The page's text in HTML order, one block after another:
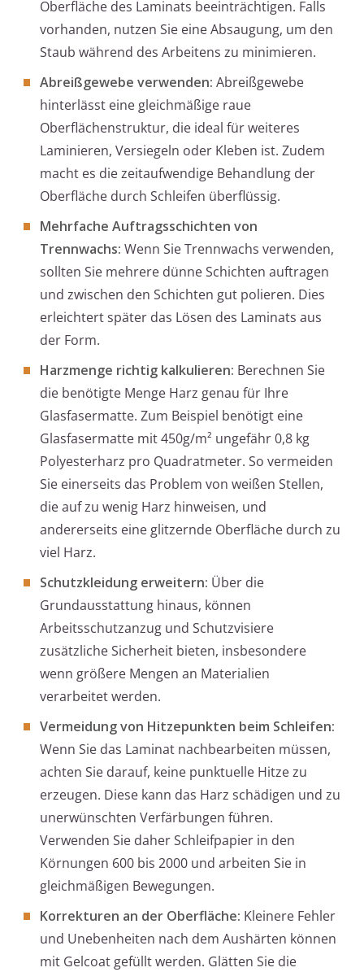
Oberfläche des Laminats beeinträchtigen. Falls
vorhanden, nutzen Sie eine Absaugung, um den
Staub während des Arbeitens zu minimieren.
Abreißgewebe verwenden: Abreißgewebe
hinterlässt eine gleichmäßige raue
Oberflächenstruktur, die ideal für weiteres
Laminieren, Versiegeln oder Kleben ist. Zudem
macht es die zeitaufwendige Behandlung der
Oberfläche durch Schleifen überflüssig.
Mehrfache Auftragsschichten von
Trennwachs: Wenn Sie Trennwachs verwenden,
sollten Sie mehrere dünne Schichten auftragen
und zwischen den Schichten gut polieren. Dies
erleichtert später das Lösen des Laminats aus
der Form.
Harzmenge richtig kalkulieren: Berechnen Sie
die benötigte Menge Harz genau für Ihre
Glasfasermatte. Zum Beispiel benötigt eine
Glasfasermatte mit 450g/m² ungefähr 0,8 kg
Polyesterharz pro Quadratmeter. So vermeiden
Sie einerseits das Problem von weißen Stellen,
die auf zu wenig Harz hinweisen, und
andererseits eine glitzernde Oberfläche durch zu
viel Harz.
Schutzkleidung erweitern: Über die
Grundausstattung hinaus, können
Arbeitsschutzanzug und Schutzvisiere
zusätzliche Sicherheit bieten, insbesondere
wenn größere Mengen an Materialien
verarbeitet werden.
Vermeidung von Hitzepunkten beim Schleifen:
Wenn Sie das Laminat nachbearbeiten müssen,
achten Sie darauf, keine punktuelle Hitze zu
erzeugen. Diese kann das Harz schädigen und zu
unerwünschten Verfärbungen führen.
Verwenden Sie daher Schleifpapier in den
Körnungen 600 bis 2000 und arbeiten Sie in
gleichmäßigen Bewegungen.
Korrekturen an der Oberfläche: Kleinere Fehler
und Unebenheiten nach dem Aushärten können
mit Gelcoat gefüllt werden. Glätten Sie die